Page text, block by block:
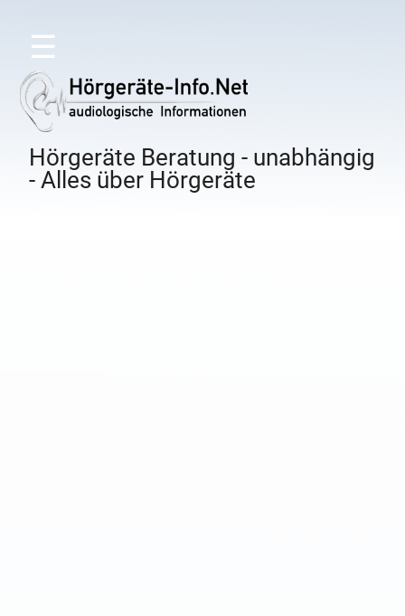
☰
Hörgeräte Beratung - unabhängig
- Alles über Hörgeräte